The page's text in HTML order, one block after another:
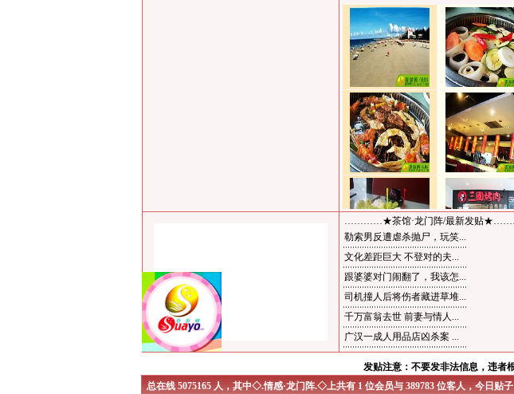
…………★茶馆·龙门阵/最新发贴
勒索男反遭虐杀抛尸，玩笑...
文化差距巨大 不登对的夫...
跟婆婆对门闹翻了，我该怎...
司机撞人后将伤者藏进草堆...
千万富翁去世 前妻与情人...
广汉一成人用品店凶杀案 ...
发贴注意：不要发非法信息，违者
总在线 5075165 人，其中◇.情感·龙门阵.◇上共有 1 位会员与 389783 位客人，今日贴